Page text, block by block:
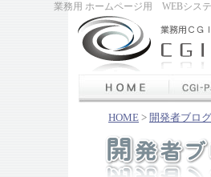
業務用 ホームページ用 WEBシス
HOME > 開発者ブログ